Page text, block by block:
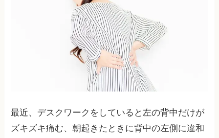
最近、デスクワークをしていると左の背中だけが
ズキズキ痛む、朝起きたときに背中の左側に違和